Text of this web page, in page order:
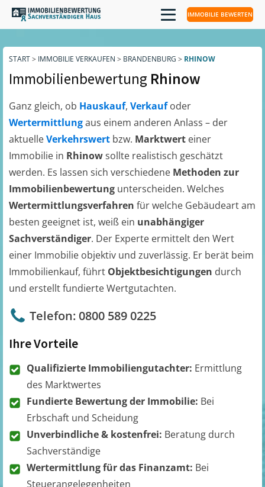
IMMOBILIE BEWERTEN
START> IMMOBILIE VERKAUFEN > BRANDENBURG > RHINOW
Immobilienbewertung Rhinow
Ganz gleich, ob Hauskauf, Verkaufoder
Wertermittlungaus einem anderen Anlass – der
aktuelleVerkehrswert bzw. Marktwert einer
Immobilie in Rhinowsollte realistisch geschätzt
werden. Es lassen sich verschiedene Methoden zur
Immobilienbewertung unterscheiden. Welches
Wertermittlungsverfahren für welche Gebäudeart am
besten geeignet ist, weiß ein unabhängiger
Sachverständiger. Der Experte ermittelt den Wert
einer Immobilie objektiv und zuverlässig. Er berät beim
Immobilienkauf, führt Objektbesichtigungen durch
und erstellt fundierte Wertgutachten.
Telefon: 0800 589 0225
Ihre Vorteile
Qualifizierte Immobiliengutachter: Ermittlung
des Marktwertes
Fundierte Bewertung der Immobilie: Bei
Erbschaft und Scheidung
Unverbindliche & kostenfrei: Beratung durch
Sachverständige
Wertermittlung für das Finanzamt: Bei
Steuerangelegenheiten